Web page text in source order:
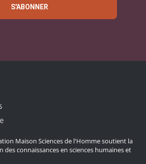
S'ABONNER
Maison Sciences de l'Homme soutient la
des connaissances en sciences humaines et